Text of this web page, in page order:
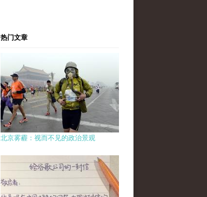
热门文章
北京雾霾：视而不见的政治景观